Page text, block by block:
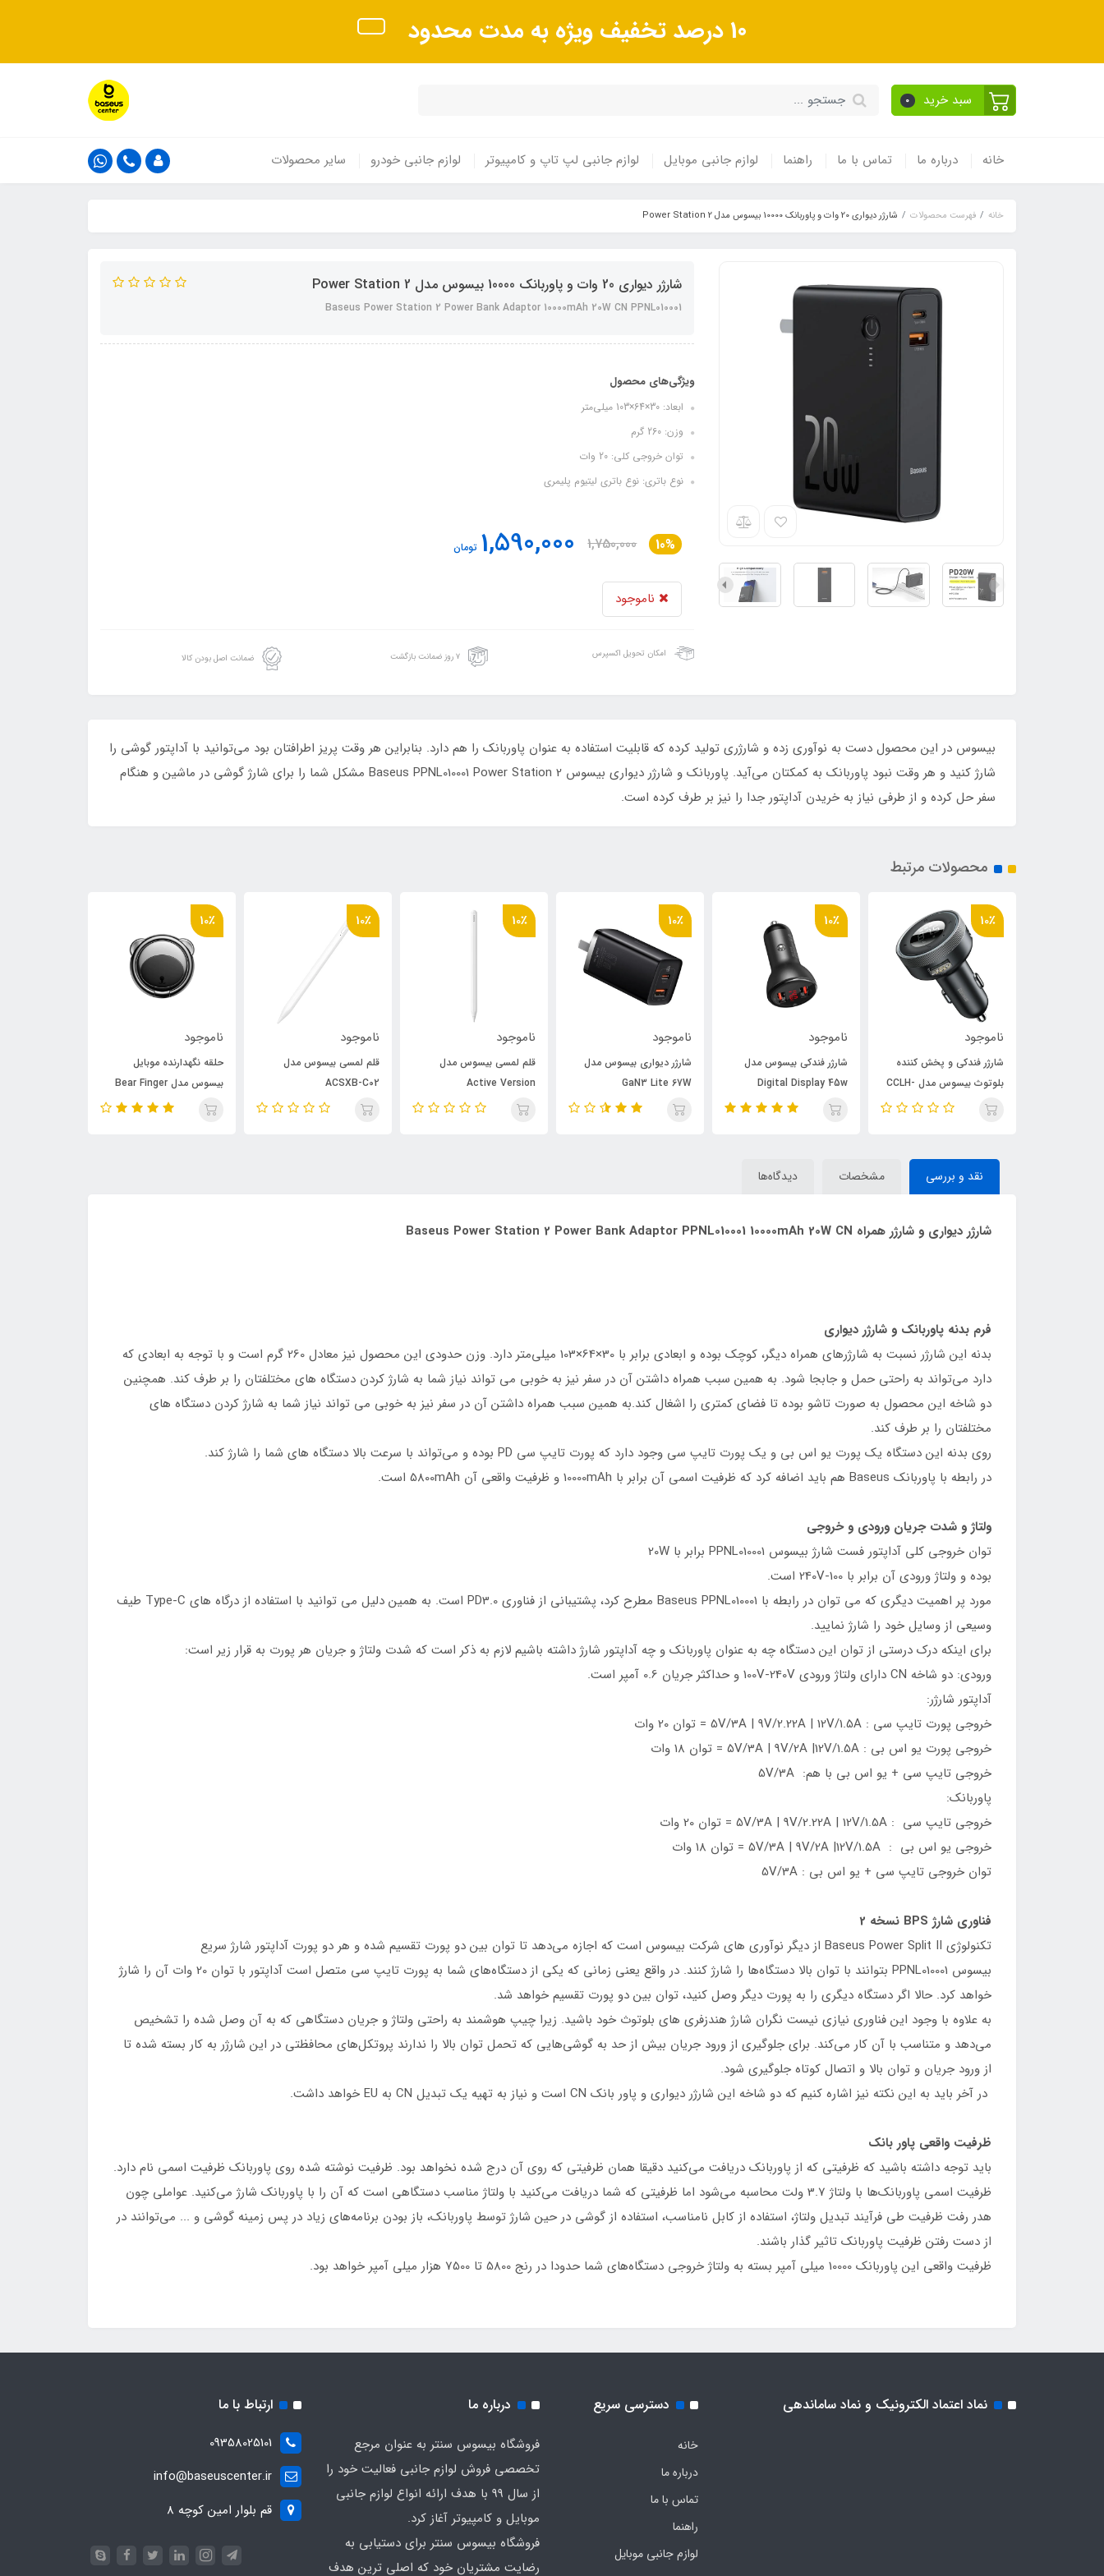
10 درصد تخفیف ویژه به مدت محدود
سبد خرید 0
خانه درباره ما تماس با ما راهنما لوازم جانبی موبایل لوازم جانبی لپ تاپ و کامپیوتر لوازم جانبی خودرو سایر محصولات
خانه فهرست محصولات شارژر دیواری 20 وات و پاوربانک 10000 بیسوس مدل Power Station 2
شارژر دیواری 20 وات و پاوربانک 10000 بیسوس مدل Power Station 2
Baseus Power Station 2 Power Bank Adaptor 10000mAh 20W CN PPNL010001
ویژگی‌های محصول
ابعاد: 30×64×103 میلی‌متر
وزن: 260 گرم
توان خروجی کلی: 20 وات
نوع باتري: نوع باتري لیتیوم پلیمری
10%
1,750,000
1,590,000 تومان
ناموجود
امکان تحویل اکسپرس ۷ روز ضمانت بازگشت ضمانت اصل بودن کالا
بیسوس در این محصول دست به نوآوری زده و شارژری تولید کرده که قابلیت استفاده به عنوان پاوربانک را هم دارد. بنابراین هر وقت پریز اطرافتان بود می‌توانید با آداپتور گوشی را
شارژ کنید و هر وقت نبود پاوربانک به کمکتان می‌آید. پاوربانک و شارژر دیواری بیسوس Baseus PPNL010001 Power Station 2 مشکل شما را برای شارژ گوشی در ماشین و هنگام
سفر حل کرده و از طرفی نیاز به خریدن آداپتور جدا را نیز بر طرف کرده است.
محصولات مرتبط
10٪
ناموجود
شارژر فندکی و پخش کننده
بلوتوث بیسوس مدل CCLH-
01
10٪
ناموجود
شارژر فندکی بیسوس مدل
Digital Display 45w
10٪
ناموجود
شارژر دیواری بیسوس مدل
GaN3 Lite 67W
10٪
ناموجود
قلم لمسی بیسوس مدل
Active Version
10٪
ناموجود
قلم لمسی بیسوس مدل
ACSXB-C02
10٪
ناموجود
حلقه نگهدارنده موبایل
بیسوس مدل Bear Finger
Metal Ring
نقد و بررسی مشخصات دیدگاه‌ها
شارژر دیواری و شارژر همراه Baseus Power Station 2 Power Bank Adaptor PPNL010001 10000mAh 20W CN
فرم بدنه پاوربانک و شارژر دیواری
بدنه این شارژر نسبت به شارژرهای همراه دیگر، کوچک بوده و ابعادی برابر با 30×64×103 میلی‌متر دارد. وزن حدودی این محصول نیز معادل 260 گرم است و با توجه به ابعادی که
دارد می‌تواند به راحتی حمل و جابجا شود. به همین سبب همراه داشتن آن در سفر نیز به خوبی می تواند نیاز شما به شارژ کردن دستگاه های مختلفتان را بر طرف کند. همچنین
دو شاخه این محصول به صورت تاشو بوده تا فضای کمتری را اشغال کند.به همین سبب همراه داشتن آن در سفر نیز به خوبی می تواند نیاز شما به شارژ کردن دستگاه های
مختلفتان را بر طرف کند.
روی بدنه این دستگاه یک پورت یو اس بی و یک پورت تایپ سی وجود دارد که پورت تایپ سی PD بوده و می‌تواند با سرعت بالا دستگاه های شما را شارژ کند.
در رابطه با پاوربانک Baseus هم باید اضافه کرد که ظرفیت اسمی آن برابر با 10000mAh و ظرفیت واقعی آن 5800mAh است.
ولتاژ و شدت جریان ورودی و خروجی
توان خروجی کلی آداپتور فست شارژ بیسوس PPNL010001 برابر با 20W
بوده و ولتاژ ورودی آن برابر با 100-240V است.
مورد پر اهمیت دیگری که می توان در رابطه با Baseus PPNL010001 مطرح کرد، پشتیبانی از فناوری PD3.0 است. به همین دلیل می توانید با استفاده از درگاه های Type-C طیف
وسیعی از وسایل خود را شارژ نمایید.
برای اینکه درک درستی از توان این دستگاه چه به عنوان پاوربانک و چه آداپتور شارژ داشته باشیم لازم به ذکر است که شدت ولتاژ و جریان هر پورت به قرار زیر است:
ورودی: دو شاخه CN دارای ولتاژ ورودی 100V-240V و حداکثر جریان 0.6 آمپر است.
آداپتور شارژر:
خروجی پورت‌ تایپ سی : 5V/3A | 9V/2.22A | 12V/1.5A = توان 20 وات
خروجی پورت‌ یو اس بی : 5V/3A | 9V/2A |12V/1.5A = توان 18 وات
خروجی تایپ سی + یو اس بی با هم: 5V/3A
پاوربانک:
خروجی تایپ سی : 5V/3A | 9V/2.22A | 12V/1.5A = توان 20 وات
خروجی یو اس بی : 5V/3A | 9V/2A |12V/1.5A = توان 18 وات
توان خروجی تایپ سی + یو اس بی : 5V/3A
فناوری شارژ BPS نسخه 2
تکنولوژی Baseus Power Split II از دیگر نوآوری های شرکت بیسوس است که اجازه می‌دهد تا توان بین دو پورت تقسیم شده و هر دو پورت آداپتور شارژ سریع
بیسوس PPNL010001 بتوانند با توان بالا دستگاه‌ها را شارژ کنند. در واقع یعنی زمانی که یکی از دستگاه‌های شما به پورت تایپ سی متصل است آداپتور با توان 20 وات آن را شارژ
خواهد کرد. حالا اگر دستگاه دیگری را به پورت دیگر وصل کنید، توان بین دو پورت تقسیم خواهد شد.
به علاوه با وجود این فناوری نیازی نیست نگران شارژ هندزفری های بلوتوث خود باشید. زیرا چیپ هوشمند به راحتی ولتاژ و جریان دستگاهی که به آن وصل شده را تشخیص
می‌دهد و متناسب با آن کار می‌کند. برای جلوگیری از ورود جریان بیش از حد به گوشی‌هایی که تحمل توان بالا را ندارند پروتکل‌های محافظتی در این شارژر به کار بسته شده تا
از ورود جریان و توان بالا و اتصال کوتاه جلوگیری شود.
در آخر باید به این نکته نیز اشاره کنیم که دو شاخه این شارژر دیواری و پاور بانک CN است و نیاز به تهیه یک تبدیل CN به EU خواهد داشت.
ظرفیت واقعی پاور بانک
باید توجه داشته باشید که ظرفیتی که از پاوربانک دریافت می‌کنید دقیقا همان ظرفیتی که روی آن درج شده نخواهد بود. ظرفیت نوشته شده روی پاوربانک ظرفیت اسمی نام دارد.
ظرفیت اسمی پاوربانک‌ها با ولتاژ 3.7 ولت محاسبه می‌شود اما ظرفیتی که شما دریافت می‌کنید با ولتاژ مناسب دستگاهی‌ است که آن را با پاوربانک شارژ می‌کنید. عواملی چون
هدر رفت ظرفیت طی فرآیند تبدیل ولتاژ، استفاده از کابل نامناسب، استفاده از گوشی در حین شارژ توسط پاوربانک، باز بودن برنامه‌های زیاد در پس زمینه گوشی و ... می‌توانند در
از دست رفتن ظرفیت پاوربانک تاثیر گذار باشند.
ظرفیت واقعی این پاوربانک 10000 میلی آمپر بسته به ولتاژ خروجی دستگاه‌های شما حدودا در رنج 5800 تا 7500 هزار میلی آمپر خواهد بود.
نماد اعتماد الکترونیک و نماد ساماندهی دسترسی سریع
خانه
درباره ما
تماس با ما
راهنما
لوازم جانبی موبایل
درباره ما
فروشگاه بیسوس سنتر به عنوان مرجع
تخصصی فروش لوازم جانبی فعالیت خود را
از سال 99 با هدف ارائه انواع لوازم جانبی
موبایل و کامپیوتر آغاز کرد.
فروشگاه بیسوس سنتر برای دستیابی به
رضایت مشتریان خود که اصلی‌ ترین هدف
ارتباط با ما
09358025101
info@baseuscenter.ir
قم بلوار امین کوچه 8